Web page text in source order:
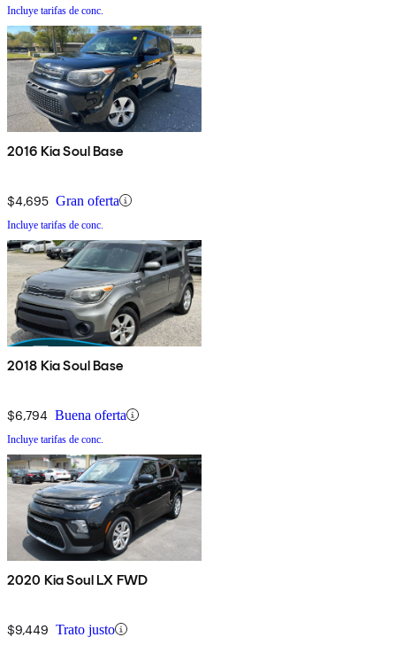
Incluye tarifas de conc.
2016 Kia Soul Base
$4,695 Gran oferta
Incluye tarifas de conc.
2018 Kia Soul Base
$6,794 Buena oferta
Incluye tarifas de conc.
2020 Kia Soul LX FWD
$9,449 Trato justo